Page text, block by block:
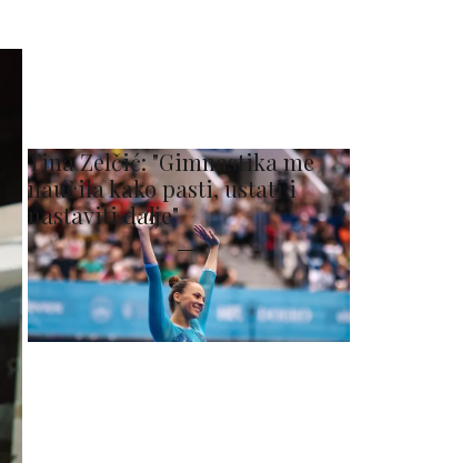
Tina Zelčić: "Gimnastika me
naučila kako pasti, ustati i
nastaviti dalje"